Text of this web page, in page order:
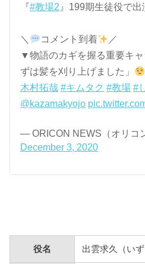
『#教場2 』199期生徒役で出
＼ コメント到着
／
▼物語のカギを握る重要キャ
ずは髪を刈り上げました」
木村拓哉 #キムタク #教場 #
@kazamakyojo
— ORICON NEWS（オリコ
December 3, 2020
役名 出雲求久（い